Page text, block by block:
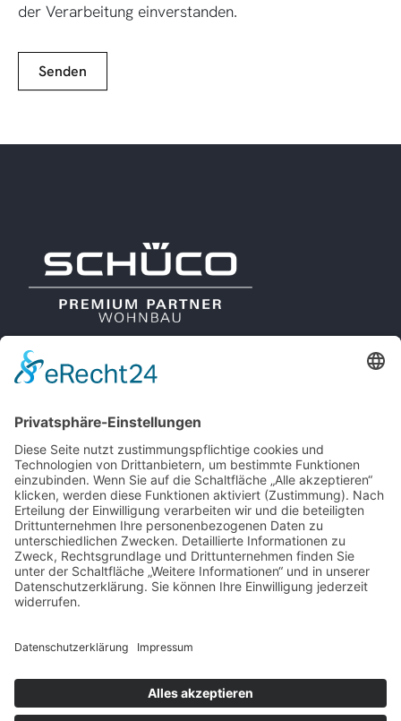
der Verarbeitung einverstanden.
Senden
HUNNENSTR. 11A
86343 KÖNIGSBRUNN
TEL: +49 8231 6083 0
MAIL: INFO@METALLBAU-
REGLER.DE
REFERENZEN
UNTERNEHMEN
KARRIERE
KONTAKT